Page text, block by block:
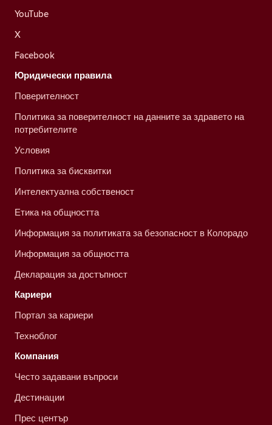
YouTube
X
Facebook
Юридически правила
Поверителност
Политика за поверителност на данните за здравето на
потребителите
Условия
Политика за бисквитки
Интелектуална собственост
Етика на общността
Информация за политиката за безопасност в Колорадо
Информация за общността
Декларация за достъпност
Кариери
Портал за кариери
Техноблог
Компания
Често задавани въпроси
Дестинации
Прес център